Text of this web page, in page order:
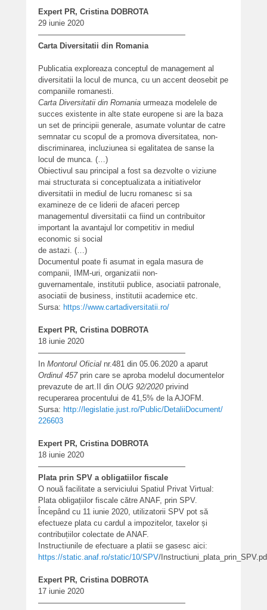
Expert PR, Cristina DOBROTA
29 iunie 2020
———————————————————
Carta Diversitatii din Romania
Publicatia exploreaza conceptul de management al
diversitatii la locul de munca, cu un accent deosebit pe
companiile romanesti.
Carta Diversitatii din Romania urmeaza modelele de
succes existente in alte state europene si are la baza
un set de principii generale, asumate voluntar de catre
semnatar cu scopul de a promova diversitatea, non-
discriminarea, incluziunea si egalitatea de sanse la
locul de munca. (…)
Obiectivul sau principal a fost sa dezvolte o viziune
mai structurata si conceptualizata a initiativelor
diversitatii in mediul de lucru romanesc si sa
examineze de ce liderii de afaceri percep
managementul diversitatii ca fiind un contribuitor
important la avantajul lor competitiv in mediul
economic si social
de astazi. (…)
Documentul poate fi asumat in egala masura de
companii, IMM-uri, organizatii non-
guvernamentale, institutii publice, asociatii patronale,
asociatii de business, institutii academice etc.
Sursa: https://www.cartadiversitatii.ro/
Expert PR, Cristina DOBROTA
18 iunie 2020
———————————————————
In Montorul Oficial nr.481 din 05.06.2020 a aparut
Ordinul 457prin care se aproba modelul documentelor
prevazute de art.II din OUG 92/2020 privind
recuperarea procentului de 41,5% de la AJOFM.
Sursa: http://legislatie.just. ro/Public/DetaliiDocument/
226603
Expert PR, Cristina DOBROTA
18 iunie 2020
———————————————————
Plata prin SPV a obligatiilor fiscale
O nouă facilitate a serviciului Spatiul Privat Virtual:
Plata obligațiilor fiscale către ANAF, prin SPV.
Începând cu 11 iunie 2020, utilizatorii SPV pot să
efectueze plata cu cardul a impozitelor, taxelor și
contribuțiilor colectate de ANAF.
Instructiunile de efectuare a platii se gasesc aici:
https://static.anaf.ro/static/10/SPV/
Expert PR, Cristina DOBROTA
17 iunie 2020
———————————————————